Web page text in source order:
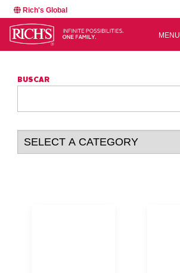
Rich's Global
MENU
BUSCAR